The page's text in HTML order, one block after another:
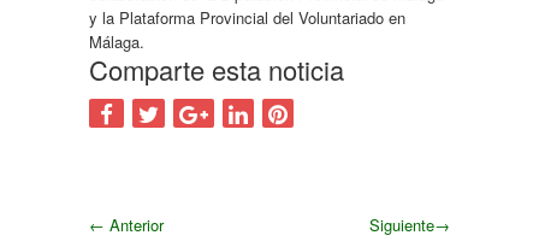
y la Plataforma Provincial del Voluntariado en
Málaga.
Comparte esta noticia
← Anterior Siguiente→